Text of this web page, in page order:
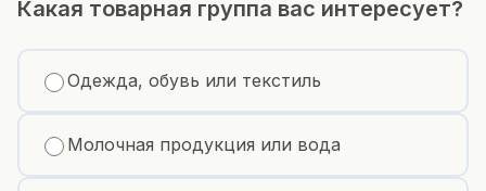
Какая товарная группа вас интересует?
Одежда, обувь или текстиль
Молочная продукция или вода